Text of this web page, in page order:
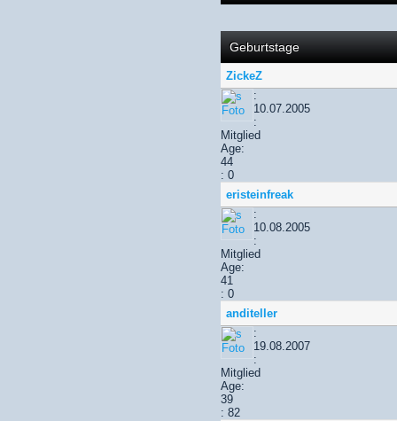
Geburtstage
ZickeZ
:
10.07.2005
:
Mitglied
Age:
44
: 0
eristeinfreak
:
10.08.2005
:
Mitglied
Age:
41
: 0
anditeller
:
19.08.2007
:
Mitglied
Age:
39
: 82